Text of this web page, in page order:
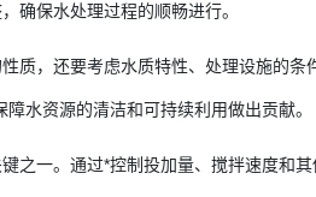
确保水处理过程的顺畅进行。
质，还要考虑水质特性、处理设施的条
水资源的清洁和可持续利用做出贡献。
一。通过*控制投加量、搅拌速度和